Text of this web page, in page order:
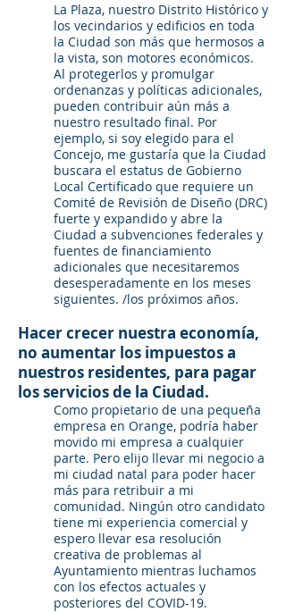
La Plaza, nuestro Distrito Histórico y
los vecindarios y edificios en toda
la Ciudad son más que hermosos a
la vista, son motores económicos.
Al protegerlos y promulgar
ordenanzas y políticas adicionales,
pueden contribuir aún más a
nuestro resultado final. Por
ejemplo, si soy elegido para el
Concejo, me gustaría que la Ciudad
buscara el estatus de Gobierno
Local Certificado que requiere un
Comité de Revisión de Diseño (DRC)
fuerte y expandido y abre la
Ciudad a subvenciones federales y
fuentes de financiamiento
adicionales que necesitaremos
desesperadamente en los meses
siguientes. /los próximos años.
Hacer crecer nuestra economía,
no aumentar los impuestos a
nuestros residentes, para pagar
los servicios de la Ciudad.
Como propietario de una pequeña
empresa en Orange, podría haber
movido mi empresa a cualquier
parte. Pero elijo llevar mi negocio a
mi ciudad natal para poder hacer
más para retribuir a mi
comunidad. Ningún otro candidato
tiene mi experiencia comercial y
espero llevar esa resolución
creativa de problemas al
Ayuntamiento mientras luchamos
con los efectos actuales y
posteriores del COVID-19.